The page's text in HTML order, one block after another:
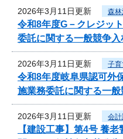
2026年3月11日更新 森
令和8年度G－クレジッ
委託に関する一般競争入
2026年3月11日更新 子
令和8年度岐阜県認可外
施業務委託に関する一
2026年3月11日更新 会
【建設工事】第4号 養